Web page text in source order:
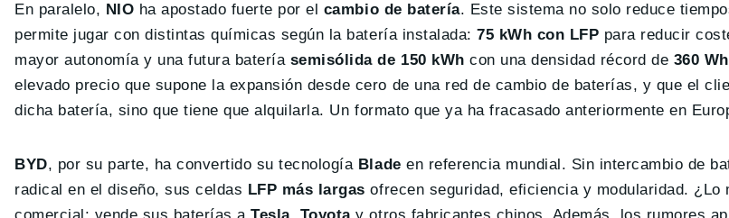
En paralelo, NIO ha apostado fuerte por el cambio de batería. Este sistema no solo reduce
permite jugar con distintas químicas según la batería instalada:75 kWh con LFP para reducir
mayor autonomía y una futura batería semisólida de 150 kWh con una densidad récord de 360
elevado precio que supone la expansión desde cero de una red de cambio de baterías, y que el
dicha batería, sino que tiene que alquilarla. Un formato que ya ha fracasado anteriormente en
BYD, por su parte, ha convertido su tecnología Blade en referencia mundial. Sin intercambio de
radical en el diseño, sus celdas LFP más largas ofrecen seguridad, eficiencia y modularidad. ¿Lo